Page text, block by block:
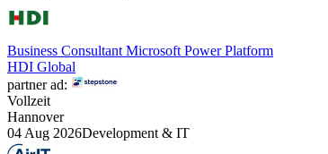
Business Consultant Microsoft Power Platform
HDI Global
partner ad:
Vollzeit
Hannover
04 Aug 2026Development & IT